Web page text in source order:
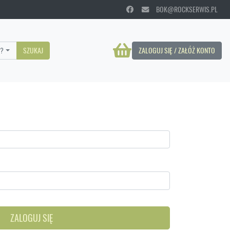
BOK@ROCKSERWIS.PL
ZALOGUJ SIĘ / ZAŁÓŻ KONTO
SZUKAJ
ZALOGUJ SIĘ